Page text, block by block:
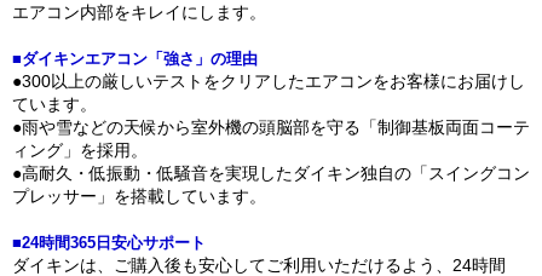
エアコン内部をキレイにします。
■ダイキンエアコン「強さ」の理由
●300以上の厳しいテストをクリアしたエアコンをお客様にお届けし
ています。
●雨や雪などの天候から室外機の頭脳部を守る「制御基板両面コーテ
ィング」を採用。
●高耐久・低振動・低騒音を実現したダイキン独自の「スイングコン
プレッサー」を搭載しています。
■24時間365日安心サポート
ダイキンは、ご購入後も安心してご利用いただけるよう、24時間